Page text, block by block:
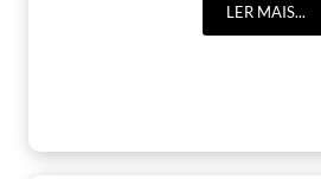
LER MAIS...